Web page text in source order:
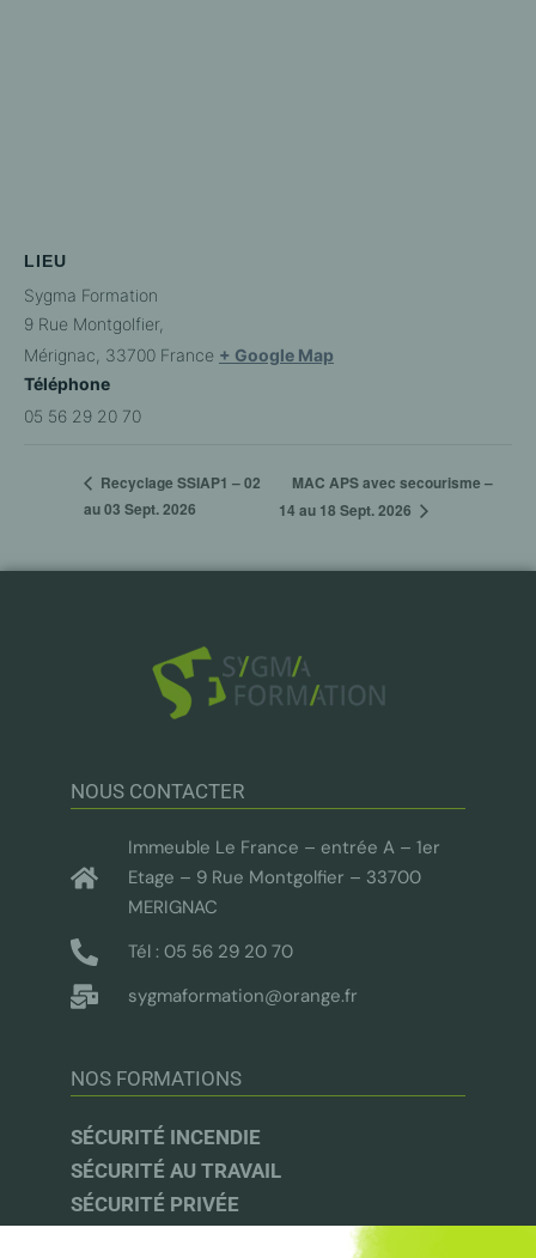
LIEU
Sygma Formation
9 Rue Montgolfier,
Mérignac 33700 France + Google Map
Téléphone
05 56 29 20 70
Recyclage SSIAP1 – 02
au 03 Sept. 2026
MAC APS avec secourisme –
14 au 18 Sept. 2026
NOUS CONTACTER
Immeuble Le France – entrée A – 1er
Etage – 9 Rue Montgolfier – 33700
MERIGNAC
Tél : 05 56 29 20 70
sygmaformation@orange.fr
NOS FORMATIONS
SÉCURITÉ INCENDIE
SÉCURITÉ AU TRAVAIL
SÉCURITÉ PRIVÉE